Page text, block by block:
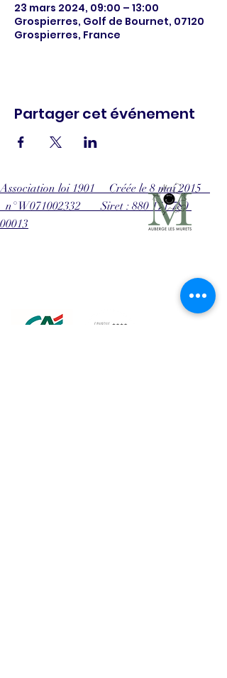
23 mars 2024, 09:00 – 13:00
Grospierres, Golf de Bournet, 07120
Grospierres, France
Partager cet événement
Association loi 1901 Créée le 8 mai 2015
n° W071002332 Siret : 880 171 780
00013